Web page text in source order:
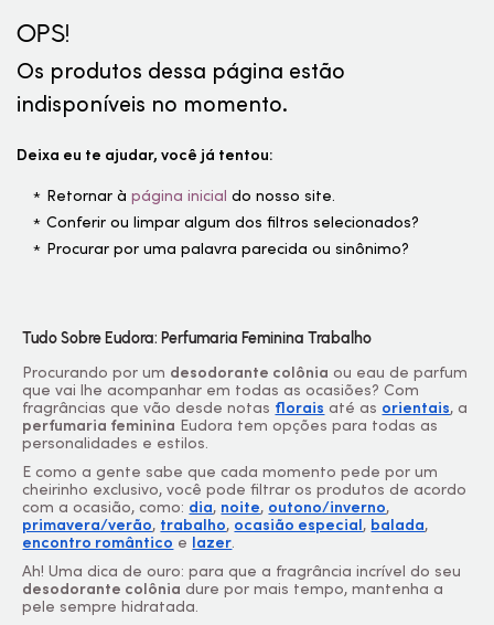
OPS!
Os produtos dessa página estão
indisponíveis no momento.
Deixa eu te ajudar, você já tentou:
Retornar àpágina inicial do nosso site.
Conferir ou limpar algum dos filtros selecionados?
Procurar por uma palavra parecida ou sinônimo?
Tudo Sobre Eudora: Perfumaria Feminina Trabalho
Procurando por um desodorante colônia ou eau de parfum
que vai lhe acompanhar em todas as ocasiões? Com
fragrâncias que vão desde notas florais até as orientais, a
perfumaria feminina Eudora tem opções para todas as
personalidades e estilos.
E como a gente sabe que cada momento pede por um
cheirinho exclusivo, você pode filtrar os produtos de acordo
com a ocasião, como: dia, noite, outono/inverno,
primavera/verão, trabalho, ocasião especial, balada,
encontro romântico e lazer
Ah! Uma dica de ouro: para que a fragrância incrível do seu
desodorante colônia dure por mais tempo, mantenha a
pele sempre hidratada.